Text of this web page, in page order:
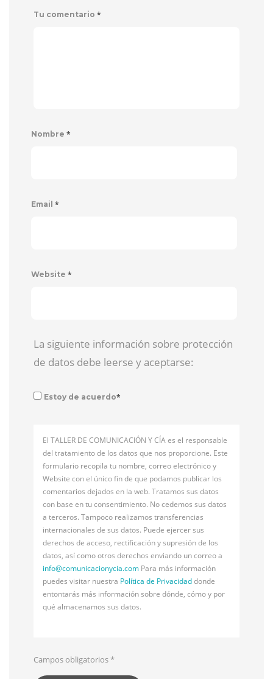
Tu comentario *
Nombre *
Email *
Website *
La siguiente información sobre protección
de datos debe leerse y aceptarse:
Estoy de acuerdo*
El TALLER DE COMUNICACIÓN Y CÍA es el responsable
del tratamiento de los datos que nos proporcione. Este
formulario recopila tu nombre, correo electrónico y
Website con el único fin de que podamos publicar los
comentarios dejados en la web. Tratamos sus datos
con base en tu consentimiento. No cedemos sus datos
a terceros. Tampoco realizamos transferencias
internacionales de sus datos. Puede ejercer sus
derechos de acceso, rectificación y supresión de los
datos, así como otros derechos enviando un correo a
info@comunicacionycia.com Para más información
puedes visitar nuestra Política de Privacidaddonde
entontarás más información sobre dónde, cómo y por
qué almacenamos sus datos.
Campos obligatorios*